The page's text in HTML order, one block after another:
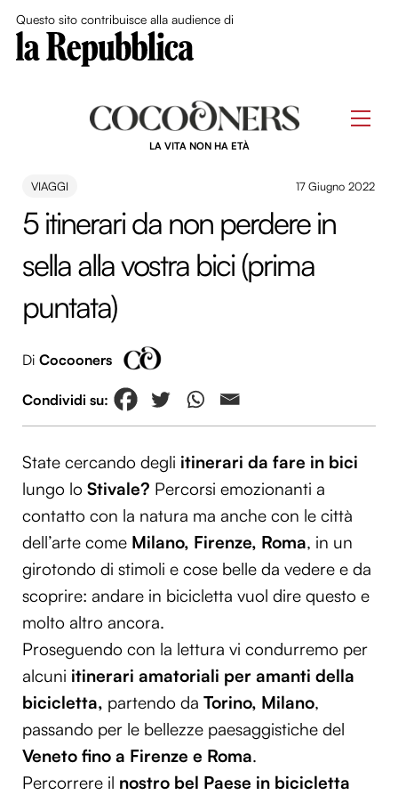
Questo sito contribuisce alla audience di
LA VITA NON HA ETÀ
VIAGGI 17 Giugno 2022
5 itinerari da non perdere in
sella alla vostra bici (prima
puntata)
Di Cocooners
State cercando degli itinerari da fare in bici
lungo lo Stivale? Percorsi emozionanti a
contatto con la natura ma anche con le città
dell’arte come Milano, Firenze, Roma, in un
girotondo di stimoli e cose belle da vedere e da
scoprire: andare in bicicletta vuol dire questo e
molto altro ancora.
Proseguendo con la lettura vi condurremo per
alcuni itinerari amatoriali per amanti della
bicicletta, partendo da Torino, Milano,
passando per le bellezze paesaggistiche del
Veneto fino a Firenze e Roma.
Percorrere il nostro bel Paese in bicicletta